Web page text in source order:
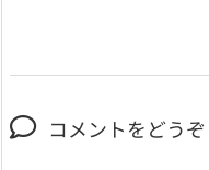
コメントをどうぞ